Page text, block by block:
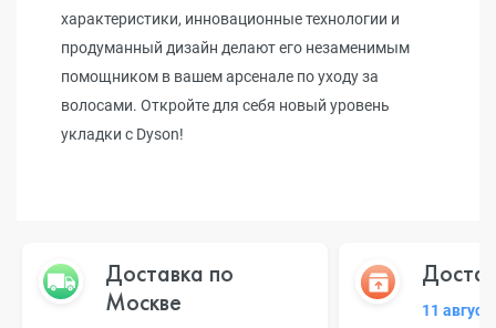
характеристики, инновационные технологии и
продуманный дизайн делают его незаменимым
помощником в вашем арсенале по уходу за
волосами. Откройте для себя новый уровень
укладки с Dyson!
Доставка по
Москве
11